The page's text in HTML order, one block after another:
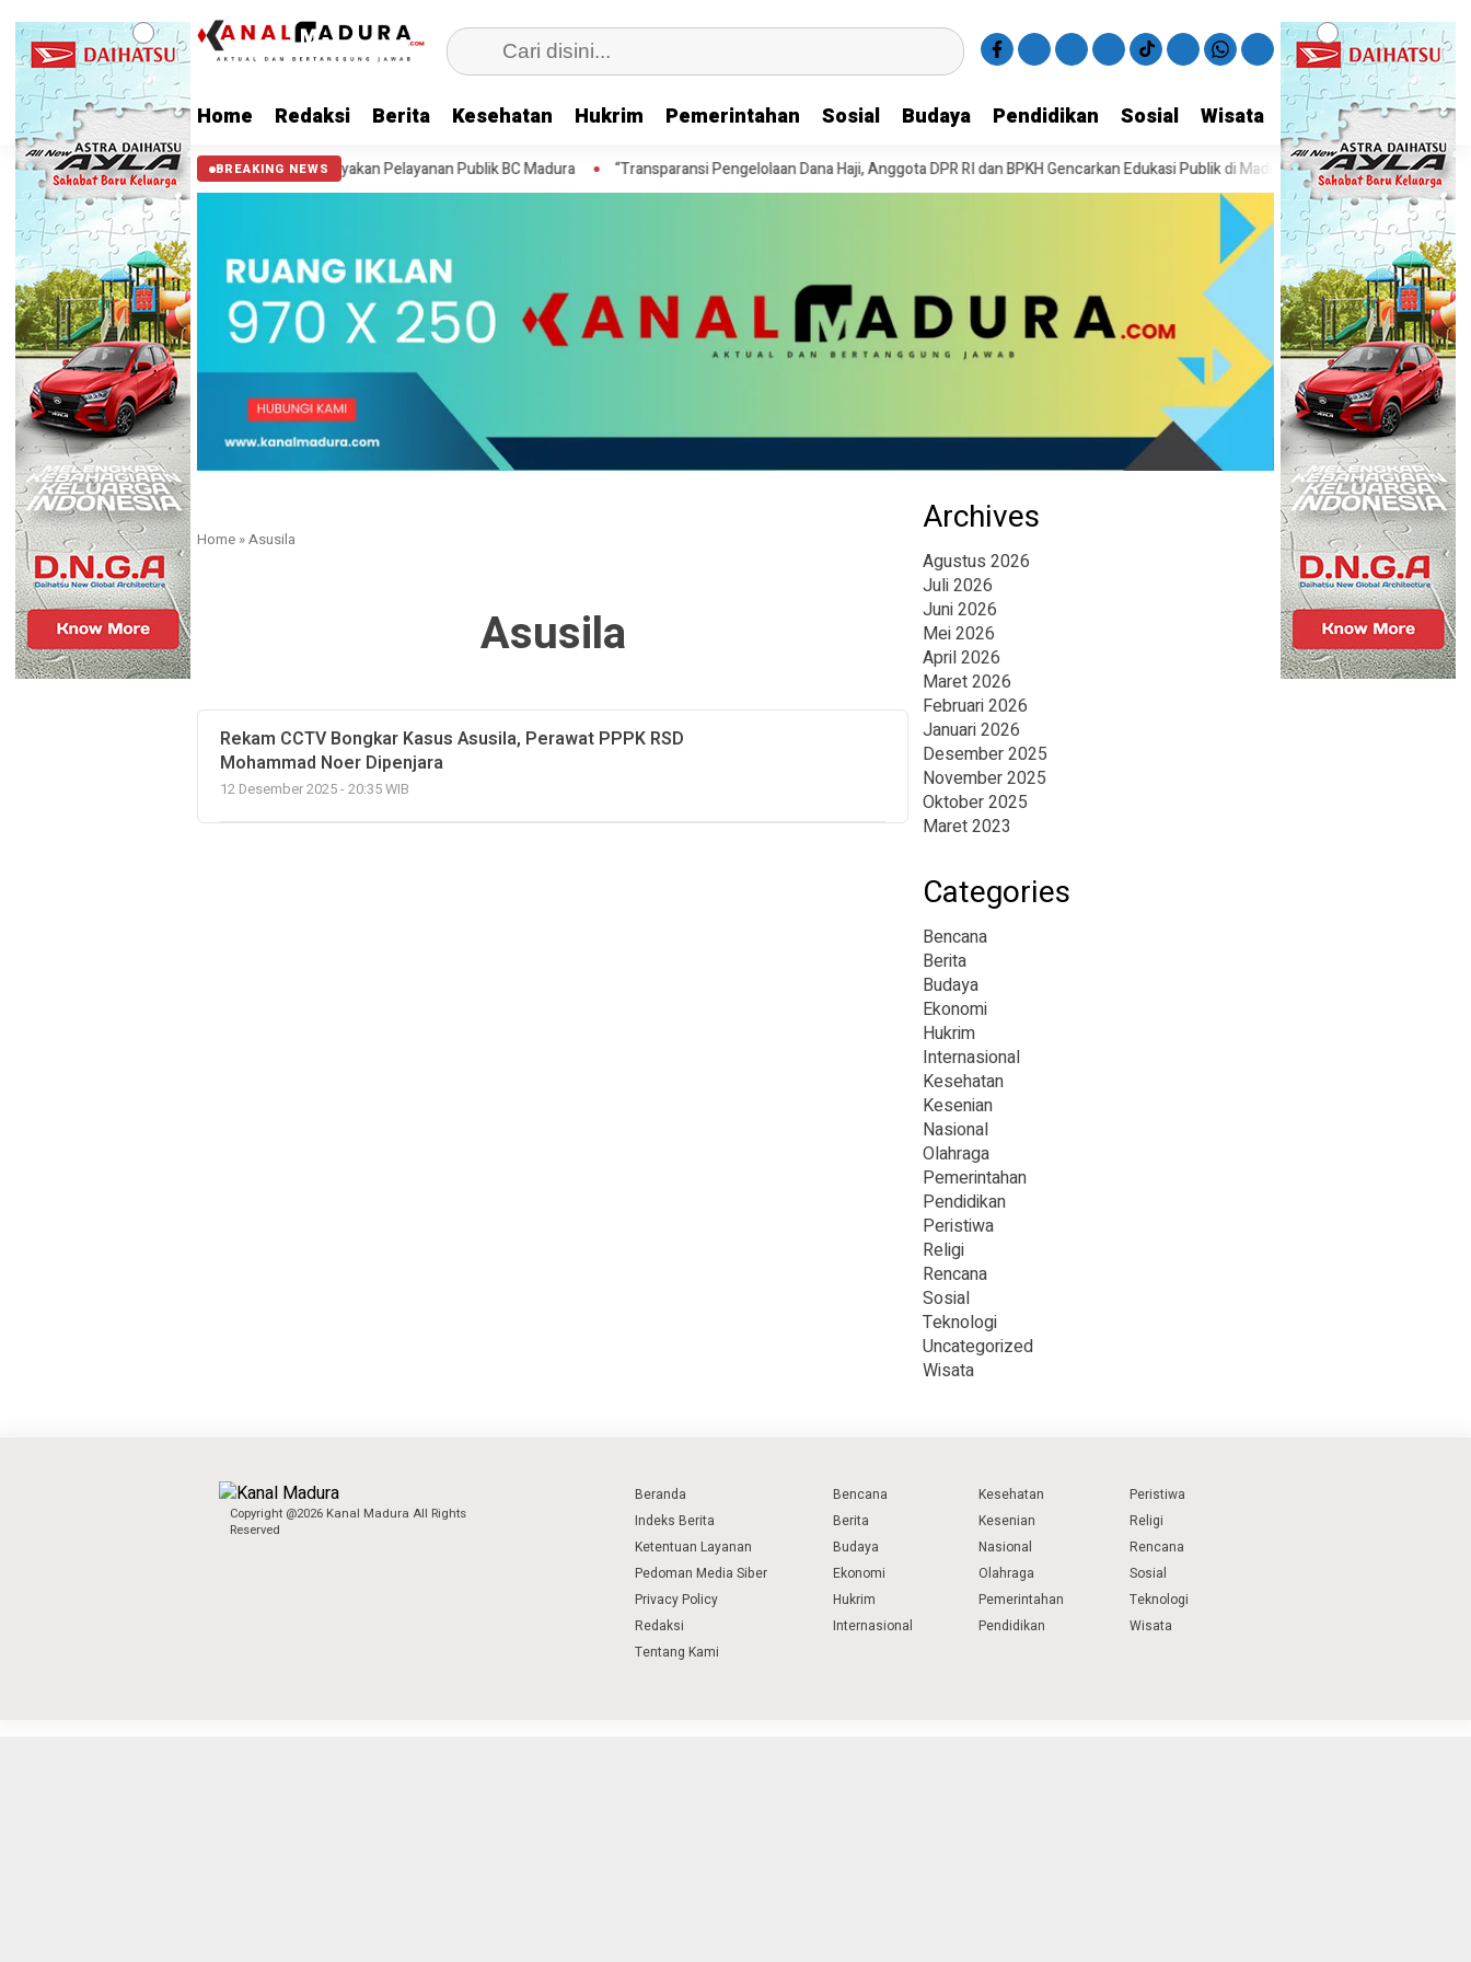
Home Redaksi Berita Kesehatan Hukrim Pemerintahan Sosial Budaya Pendidikan Sosial Wisata
BREAKING NEWS
Terbakar Audiensi GMB Pertanyakan Pelayanan Publik BC Madura “Transparansi Pengelolaan Dana Haji, Anggota DPR RI dan BPKH Gencarkan Edukasi Publik di Madura” Anniversary ke-6, PR Tali
Rekam CCTV Bongkar Kasus Asusila, Perawat PPPK RSD Mohammad
Noer Dipenjara
8 bulan ago yang lalu
Home »Asusila
Asusila
Rekam CCTV Bongkar Kasus Asusila, Perawat PPPK RSD
Mohammad Noer Dipenjara
12 Desember 2025 - 20:35 WIB
Archives
Agustus 2026
Juli 2026
Juni 2026
Mei 2026
April 2026
Maret 2026
Februari 2026
Januari 2026
Desember 2025
November 2025
Oktober 2025
Maret 2023
Categories
Bencana
Berita
Budaya
Ekonomi
Hukrim
Internasional
Kesehatan
Kesenian
Nasional
Olahraga
Pemerintahan
Pendidikan
Peristiwa
Religi
Rencana
Sosial
Teknologi
Uncategorized
Wisata
Copyright @2026 Kanal Madura All Rights
Reserved
Beranda
Indeks Berita
Ketentuan Layanan
Pedoman Media Siber
Privacy Policy
Redaksi
Tentang Kami
Bencana
Berita
Budaya
Ekonomi
Hukrim
Internasional
Kesehatan
Kesenian
Nasional
Olahraga
Pemerintahan
Pendidikan
Peristiwa
Religi
Rencana
Sosial
Teknologi
Wisata